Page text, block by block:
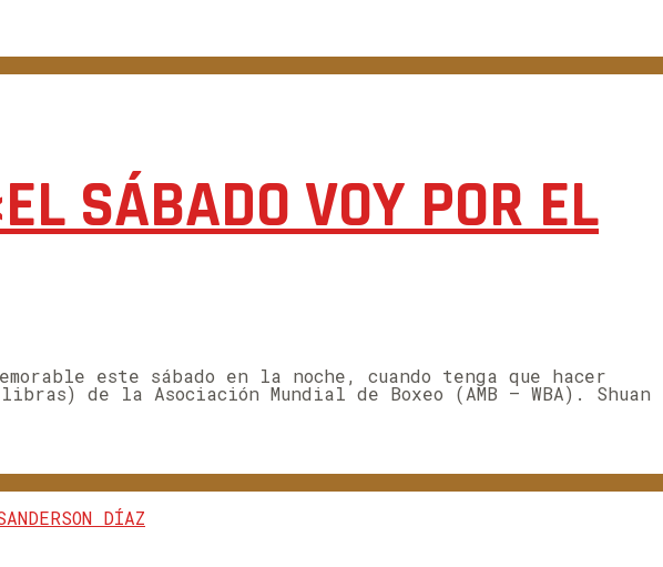
SÁBADO VOY POR EL
este sábado en la noche, cuando tenga que hacer
de la Asociación Mundial de Boxeo (AMB – WBA). Shuan